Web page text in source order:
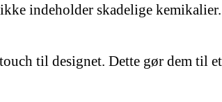
indeholder skadelige
til designet. Dette gør dem til